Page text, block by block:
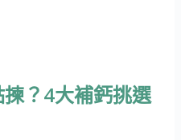
？4大補鈣挑選